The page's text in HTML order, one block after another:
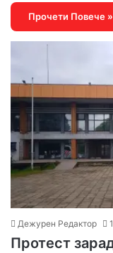
Прочети Повече »
Дежурен Редактор
Протест